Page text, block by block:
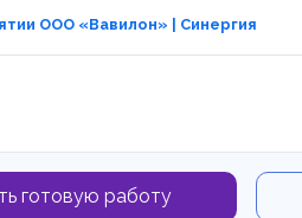
ООО «Вавилон» | Синергия
готовую работу